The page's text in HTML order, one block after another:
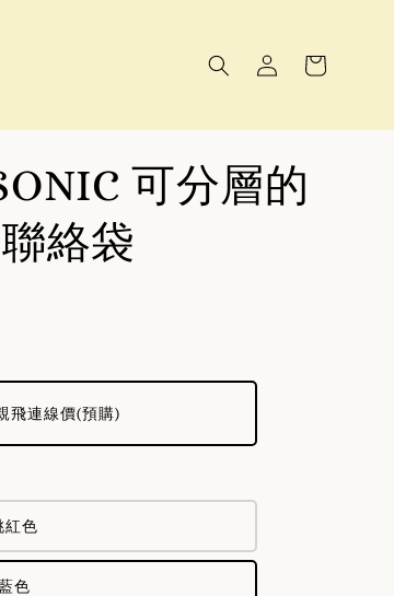
可分層的
絡袋
飛連線價(預購)
紅色
色